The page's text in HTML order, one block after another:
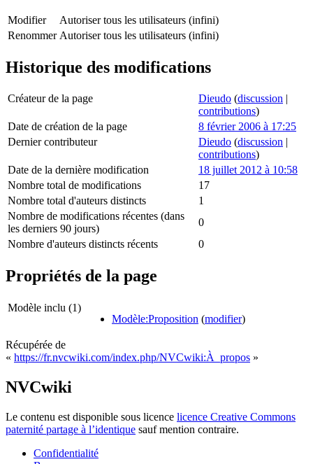
Modifier
Autoriser tous les utilisateurs (infini)
Renommer Autoriser tous les utilisateurs (infini)
Historique des modifications
Créateur de la page Dieudo (discussion |
contributions)
Date de création de la page
8 février 2006 à 17:25
Dernier contributeur
Dieudo (discussion |
contributions)
Date de la dernière modification
18 juillet 2012 à 10:58
Nombre total de modifications
17
Nombre total d'auteurs distincts
1
Nombre de modifications récentes (dans
les derniers 90 jours)
0
Nombre d'auteurs distincts récents
0
Propriétés de la page
Modèle inclu (1)
Modèle:Proposition (modifier)
Récupérée de
« https://fr.nvcwiki.com/index.php/NVCwiki:À_propos »
NVCwiki
Le contenu est disponible sous licence licence Creative Commons
paternité partage à l’identique sauf mention contraire.
Confidentialité